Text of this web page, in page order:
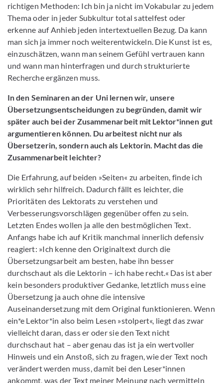
richtigen Methoden: Ich bin ja nicht im Vokabular zu jedem
Thema oder in jeder Subkultur total sattelfest oder
erkenne auf Anhieb jeden intertextuellen Bezug. Da kann
man sich ja immer noch weiterentwickeln. Die Kunst ist es,
einzuschätzen, wann man seinem Gefühl vertrauen kann
und wann man hinterfragen und durch strukturierte
Recherche ergänzen muss.
In den Seminaren an der Uni lernen wir, unsere
Übersetzungsentscheidungen zu begründen, damit wir
später auch bei der Zusammenarbeit mit Lektor*innen gut
argumentieren können. Du arbeitest nicht nur als
Übersetzerin, sondern auch als Lektorin. Macht das die
Zusammenarbeit leichter?
Die Erfahrung, auf beiden »Seiten« zu arbeiten, finde ich
wirklich sehr hilfreich. Dadurch fällt es leichter, die
Prioritäten des Lektorats zu verstehen und
Verbesserungsvorschlägen gegenüber offen zu sein.
Letzten Endes wollen ja alle den bestmöglichen Text.
Anfangs habe ich auf Kritik manchmal innerlich defensiv
reagiert: »Ich kenne den Originaltext durch die
Übersetzungsarbeit am besten, habe ihn besser
durchschaut als die Lektorin – ich habe recht.« Das ist aber
kein besonders produktiver Gedanke, letztlich muss eine
Übersetzung ja auch ohne die intensive
Auseinandersetzung mit dem Original funktionieren. Wenn
ein*e Lektor*in also beim Lesen »stolpert«, liegt das zwar
vielleicht daran, dass er oder sie den Text nicht
durchschaut hat – aber genau das ist ja ein wertvoller
Hinweis und ein Anstoß, sich zu fragen, wie der Text noch
verändert werden muss, damit bei den Leser*innen
ankommt, was der Text meiner Meinung nach vermitteln